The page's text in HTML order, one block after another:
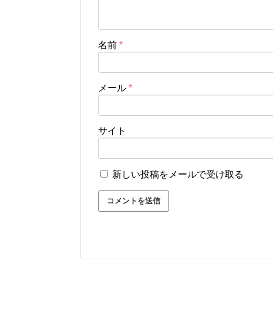
名前 *
メール *
サイト
新しい投稿をメールで受け取る